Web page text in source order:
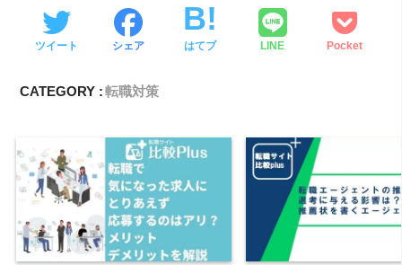
ツイート シェア はてブ LINE Pocket
CATEGORY :転職対策